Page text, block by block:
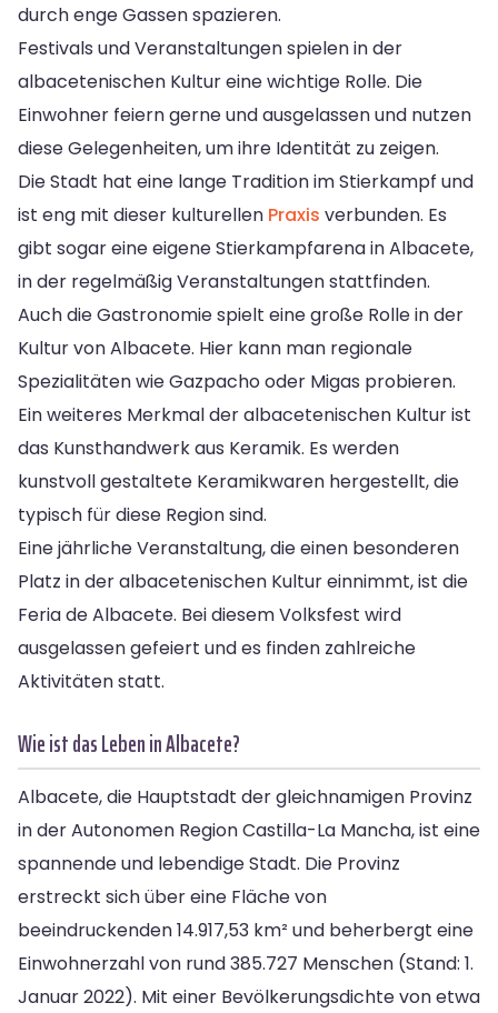
durch enge Gassen spazieren.
Festivals und Veranstaltungen spielen in der
albacetenischen Kultur eine wichtige Rolle. Die
Einwohner feiern gerne und ausgelassen und nutzen
diese Gelegenheiten, um ihre Identität zu zeigen.
Die Stadt hat eine lange Tradition im Stierkampf und
ist eng mit dieser kulturellen Praxis verbunden. Es
gibt sogar eine eigene Stierkampfarena in Albacete,
in der regelmäßig Veranstaltungen stattfinden.
Auch die Gastronomie spielt eine große Rolle in der
Kultur von Albacete. Hier kann man regionale
Spezialitäten wie Gazpacho oder Migas probieren.
Ein weiteres Merkmal der albacetenischen Kultur ist
das Kunsthandwerk aus Keramik. Es werden
kunstvoll gestaltete Keramikwaren hergestellt, die
typisch für diese Region sind.
Eine jährliche Veranstaltung, die einen besonderen
Platz in der albacetenischen Kultur einnimmt, ist die
Feria de Albacete. Bei diesem Volksfest wird
ausgelassen gefeiert und es finden zahlreiche
Aktivitäten statt.
Wie ist das Leben in Albacete?
Albacete, die Hauptstadt der gleichnamigen Provinz
in der Autonomen Region Castilla-La Mancha, ist eine
spannende und lebendige Stadt. Die Provinz
erstreckt sich über eine Fläche von
beeindruckenden 14.917,53 km² und beherbergt eine
Einwohnerzahl von rund 385.727 Menschen (Stand: 1.
Januar 2022). Mit einer Bevölkerungsdichte von etwa